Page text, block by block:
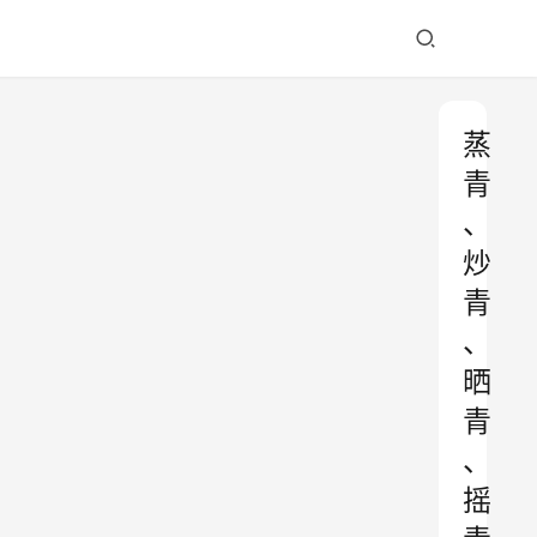
蒸
青
、
炒
青
、
晒
青
、
摇